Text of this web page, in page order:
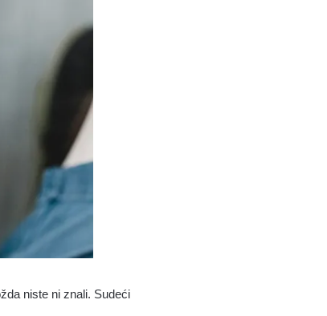
niste ni znali. Sudeći